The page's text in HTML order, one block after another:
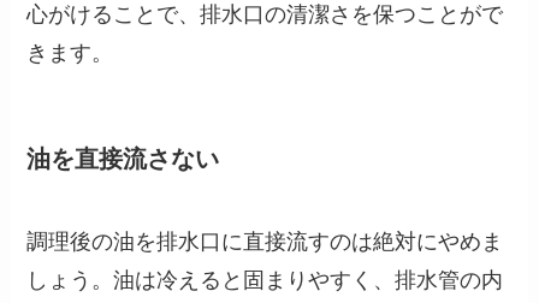
心がけることで、排水口の清潔さを保つことがで
きます。
油を直接流さない
調理後の油を排水口に直接流すのは絶対にやめま
しょう。油は冷えると固まりやすく、排水管の内